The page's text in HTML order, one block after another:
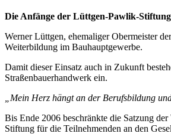
Die Anfänge der Lüttgen-Pawlik-Stiftung
Werner Lüttgen, ehemaliger Obermeister
Weiterbildung im Bauhauptgewerbe.
Damit dieser Einsatz auch in Zukunft
Straßenbauerhandwerk ein.
„Mein Herz hängt an der Berufsbildung
Bis Ende 2006 beschränkte die Satzung
Stiftung für die Teilnehmenden an den